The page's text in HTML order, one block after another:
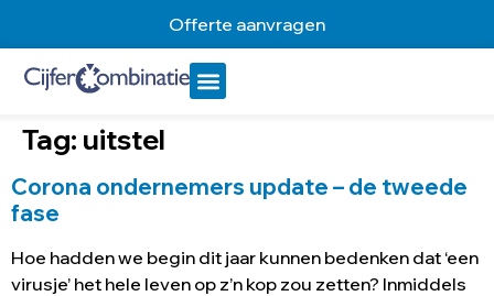
Offerte aanvragen
Tag: uitstel
Corona ondernemers update – de tweede
fase
Hoe hadden we begin dit jaar kunnen bedenken dat ‘een
virusje’ het hele leven op z’n kop zou zetten? Inmiddels